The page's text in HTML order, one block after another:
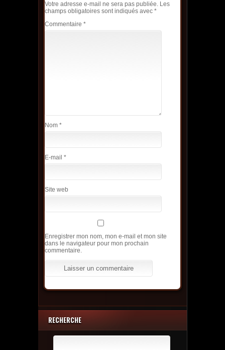
Votre adresse e-mail ne sera pas publiée. Les
champs obligatoires sont indiqués avec *
Commentaire *
Nom *
E-mail *
Site web
Enregistrer mon nom, mon e-mail et mon site
dans le navigateur pour mon prochain
commentaire.
RECHERCHE
Rechercher :